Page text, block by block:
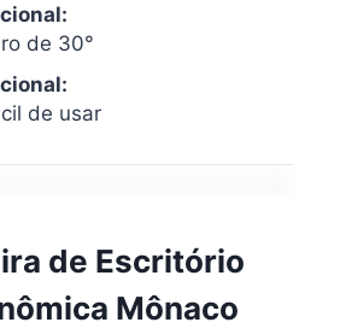
de 30°
de usar
de Escritório
Mônaco